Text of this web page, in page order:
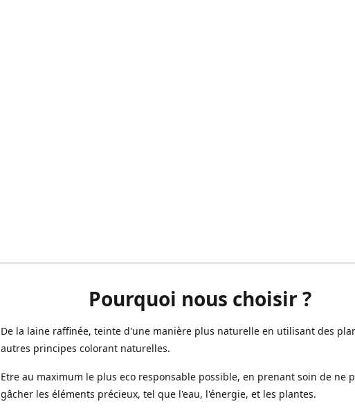
Pourquoi nous choisir ?
De la laine raffinée, teinte d'une manière plus naturelle en utilisant des
autres principes colorant naturelles.
Etre au maximum le plus eco responsable possible, en prenant soin de ne
gâcher les éléments précieux, tel que l'eau, l'énergie, et les plantes.